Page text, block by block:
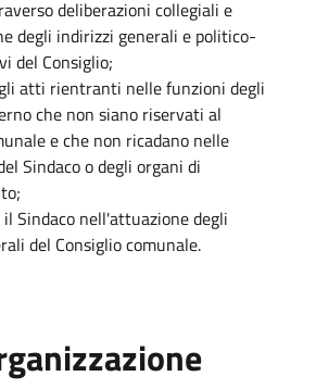
deliberazioni collegiali e
degli indirizzi generali e politico-
del Consiglio;
atti rientranti nelle funzioni degli
che non siano riservati al
e che non ricadano nelle
Sindaco o degli organi di
Sindaco nell'attuazione degli
del Consiglio comunale.